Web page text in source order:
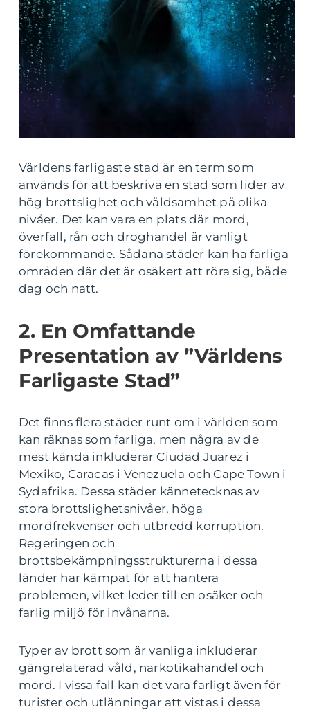
Världens farligaste stad är en term som
används för att beskriva en stad som lider av
hög brottslighet och våldsamhet på olika
nivåer. Det kan vara en plats där mord,
överfall, rån och droghandel är vanligt
förekommande. Sådana städer kan ha farliga
områden där det är osäkert att röra sig, både
dag och natt.
2. En Omfattande
Presentation av ”Världens
Farligaste Stad”
Det finns flera städer runt om i världen som
kan räknas som farliga, men några av de
mest kända inkluderar Ciudad Juarez i
Mexiko, Caracas i Venezuela och Cape Town i
Sydafrika. Dessa städer kännetecknas av
stora brottslighetsnivåer, höga
mordfrekvenser och utbredd korruption.
Regeringen och
brottsbekämpningsstrukturerna i dessa
länder har kämpat för att hantera
problemen, vilket leder till en osäker och
farlig miljö för invånarna.
Typer av brott som är vanliga inkluderar
gängrelaterad våld, narkotikahandel och
mord. I vissa fall kan det vara farligt även för
turister och utlänningar att vistas i dessa